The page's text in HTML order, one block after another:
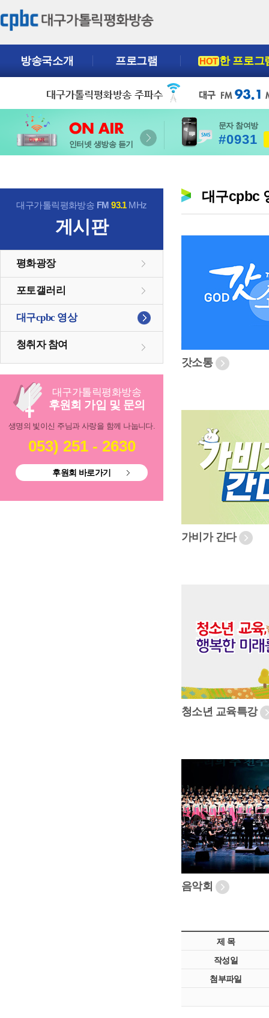
방송국소개 프로그램 HOT한 프로그
인터넷 생방송 듣기
문자 참여방
#0931
대구가톨릭평화방송 FM93.1MHz
게시판
평화광장
포토갤러리
대구cpbc 영상
청취자 참여
대구가톨릭평화방송
후원회 가입 및 문의
생명의 빛이신 주님과 사랑을 함께 나눕니다.
053) 251 - 2630
후원회 바로가기
대구cpbc
갓소통
가비가 간다
청소년 교육특강
음악회
제 목
작성일
첨부파일